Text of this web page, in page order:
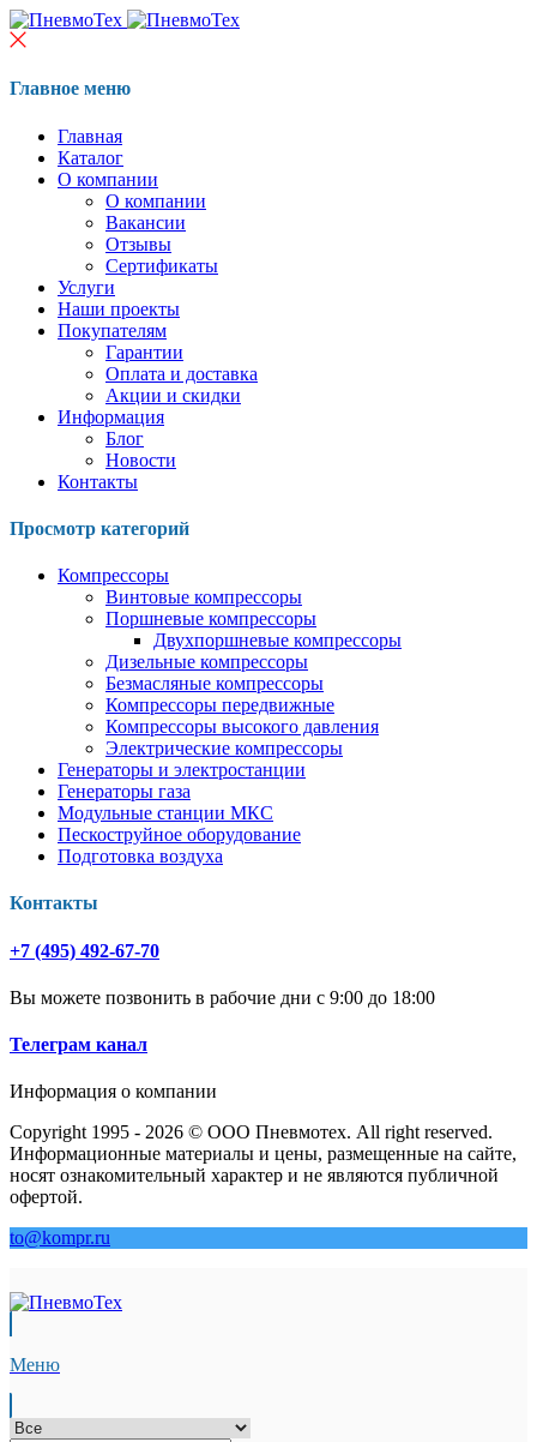
Главное меню
Главная
Каталог
О компании
О компании
Вакансии
Отзывы
Сертификаты
Услуги
Наши проекты
Покупателям
Гарантии
Оплата и доставка
Акции и скидки
Информация
Блог
Новости
Контакты
Просмотр категорий
Компрессоры
Винтовые компрессоры
Поршневые компрессоры
Двухпоршневые компрессоры
Дизельные компрессоры
Безмасляные компрессоры
Компрессоры передвижные
Компрессоры высокого давления
Электрические компрессоры
Генераторы и электростанции
Генераторы газа
Модульные станции МКС
Пескоструйное оборудование
Подготовка воздуха
Контакты
+7 (495) 492-67-70
Вы можете позвонить в рабочие дни с 9:00 до 18:00
Телеграм канал
Информация о компании
Copyright 1995 - 2026 © ООО Пневмотех. All right reserved.
Информационные материалы и цены, размещенные на сайте,
носят ознакомительный характер и не являются публичной
офертой.
to@kompr.ru
Меню